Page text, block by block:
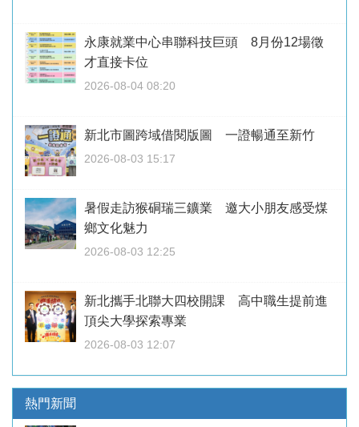
永康就業中心串聯科技巨頭 8月份12場徵
才直接卡位
2026-08-04 08:20
新北市圖跨域借閱版圖 一證暢通至新竹
2026-08-03 15:17
暑假走訪猴硐瑞三鑛業 邀大小朋友感受煤
鄉文化魅力
2026-08-03 12:25
新北攜手北聯大四校開課 高中職生提前進
頂尖大學探索專業
2026-08-03 12:07
熱門新聞